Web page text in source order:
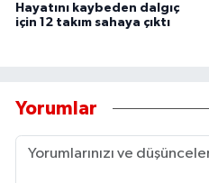
Hayatını kaybeden dalgıç
için 12 takım sahaya çıktı
Yorumlar